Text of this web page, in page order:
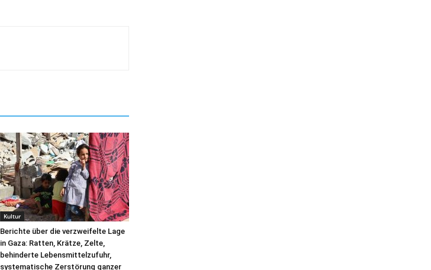
Kultur
Berichte über die verzweifelte Lage
in Gaza: Ratten, Krätze, Zelte,
behinderte Lebensmittelzufuhr,
systematische Zerstörung ganzer